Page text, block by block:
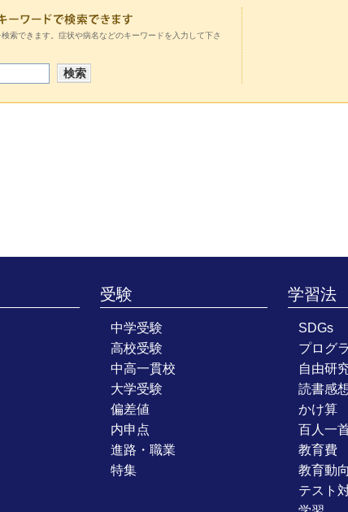
索できます。症状や病名などのキーワードを入力して下さ
受験
中学受験
高校受験
中高一貫校
大学受験
偏差値
内申点
進路・職業
特集
学習法
SDGs
プログ
自由研
読書感
かけ算
百人一
教育費
教育動向
テスト